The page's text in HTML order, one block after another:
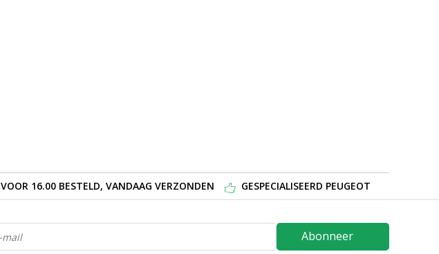
VOOR 16.00 BESTELD, VANDAAG VERZONDEN GESPECIALISEERD PEUGEOT
Abonneer